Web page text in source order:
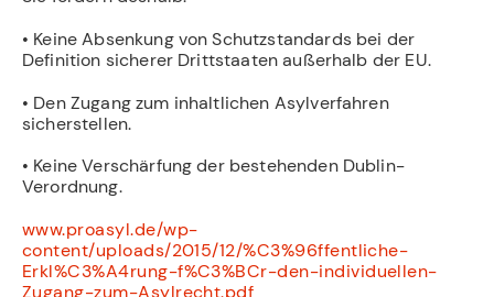
• Keine Absenkung von Schutzstandards bei der
Definition sicherer Drittstaaten außerhalb der EU.
• Den Zugang zum inhaltlichen Asylverfahren
sicherstellen.
• Keine Verschärfung der bestehenden Dublin-
Verordnung.
www.proasyl.de/wp-
content/uploads/2015/12/%C3%96ffentliche-
Erkl%C3%A4rung-f%C3%BCr-den-individuellen-
Zugang-zum-Asylrecht.pdf